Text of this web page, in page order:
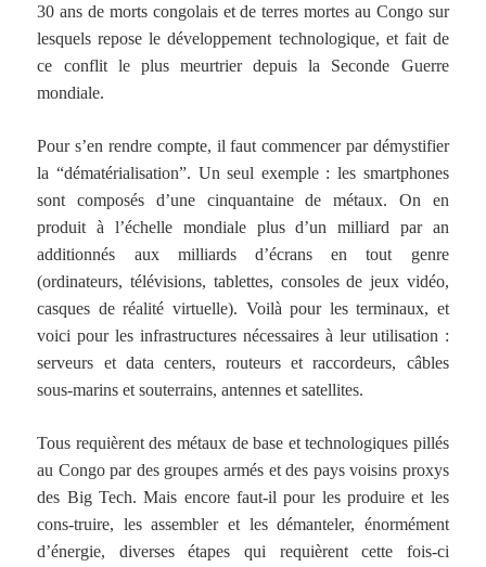
30 ans de morts congolais et de terres mortes au Congo sur
lesquels repose le développement technologique, et fait de
ce conflit le plus meurtrier depuis la Seconde Guerre
mondiale.
Pour s’en rendre compte, il faut commencer par démystifier
la “dématérialisation”. Un seul exemple : les smartphones
sont composés d’une cinquantaine de métaux. On en
produit à l’échelle mondiale plus d’un milliard par an
additionnés aux milliards d’écrans en tout genre
(ordinateurs, télévisions, tablettes, consoles de jeux vidéo,
casques de réalité virtuelle). Voilà pour les terminaux, et
voici pour les infrastructures nécessaires à leur utilisation :
serveurs et data centers, routeurs et raccordeurs, câbles
sous-marins et souterrains, antennes et satellites.
Tous requièrent des métaux de base et technologiques pillés
au Congo par des groupes armés et des pays voisins proxys
des Big Tech. Mais encore faut-il pour les produire et les
cons-truire, les assembler et les démanteler, énormément
d’énergie, diverses étapes qui requièrent cette fois-ci